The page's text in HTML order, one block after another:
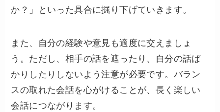
か？」といった具合に掘り下げていきます。
また、自分の経験や意見も適度に交えましょ
う。ただし、相手の話を遮ったり、自分の話ば
かりしたりしないよう注意が必要です。バラン
スの取れた会話を心がけることが、長く楽しい
会話につながります。